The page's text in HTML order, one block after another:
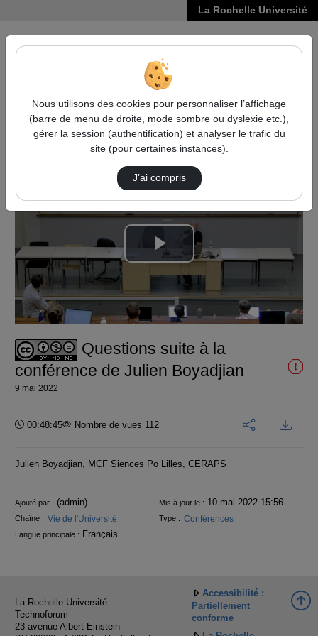
La Rochelle Université
VIDÉOS
Accueil
Vidéos
Questions suite à la conférence de Julien Bo…
Lire
la
vidéo
Questions suite à la
conférence de Julien Boyadjian
9 mai 2022
Durée :
00:48:45 Nombre de vues 112
Julien Boyadjian, MCF Siences Po Lilles, CERAPS
Informations
Ajouté par : (admin) Mis à jour le : 10 mai 2022 15:56
Chaîne : Vie de l'Université Type : Conférences
Langue principale : Français
La Rochelle Université
Technoforum
23 avenue Albert Einstein
Accessibilité :
Partiellement
conforme
Nous utilisons des cookies pour personnaliser l’affichage
(barre de menu de droite, mode sombre ou dyslexie etc.),
gérer la session (authentification) et analyser le trafic du
site (pour certaines instances).
J’ai compris